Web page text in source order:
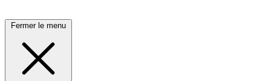
Fermer le menu